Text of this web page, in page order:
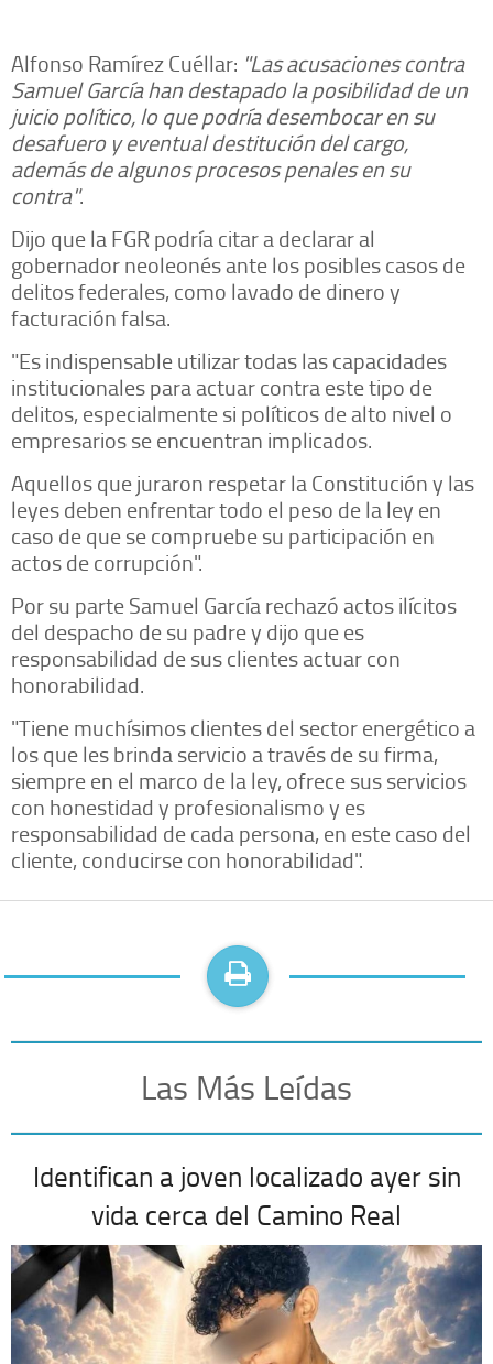
Alfonso Ramírez Cuéllar: "Las acusaciones contra
Samuel García han destapado la posibilidad de un
juicio político, lo que podría desembocar en su
desafuero y eventual destitución del cargo,
además de algunos procesos penales en su
contra".
Dijo que la FGR podría citar a declarar al
gobernador neoleonés ante los posibles casos de
delitos federales, como lavado de dinero y
facturación falsa.
"Es indispensable utilizar todas las capacidades
institucionales para actuar contra este tipo de
delitos, especialmente si políticos de alto nivel o
empresarios se encuentran implicados.
Aquellos que juraron respetar la Constitución y las
leyes deben enfrentar todo el peso de la ley en
caso de que se compruebe su participación en
actos de corrupción".
Por su parte Samuel García rechazó actos ilícitos
del despacho de su padre y dijo que es
responsabilidad de sus clientes actuar con
honorabilidad.
"Tiene muchísimos clientes del sector energético a
los que les brinda servicio a través de su firma,
siempre en el marco de la ley, ofrece sus servicios
con honestidad y profesionalismo y es
responsabilidad de cada persona, en este caso del
cliente, conducirse con honorabilidad".
Las Más Leídas
Identifican a joven localizado ayer sin
vida cerca del Camino Real